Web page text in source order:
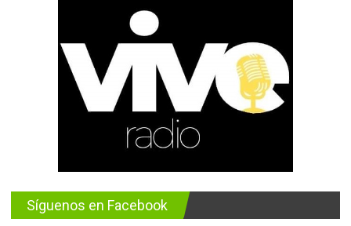
Síguenos en Facebook